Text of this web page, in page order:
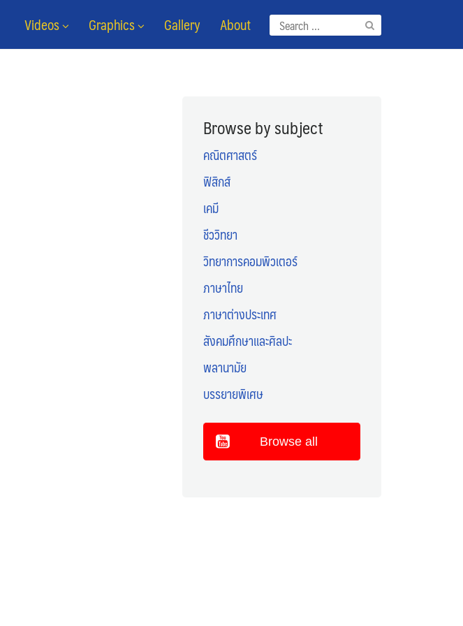
Search
for:
Videos Graphics Gallery About
Browse by subject
คณิตศาสตร์
ฟิสิกส์
เคมี
ชีววิทยา
วิทยาการคอมพิวเตอร์
ภาษาไทย
ภาษาต่างประเทศ
สังคมศึกษาและศิลปะ
พลานามัย
บรรยายพิเศษ
Browse all